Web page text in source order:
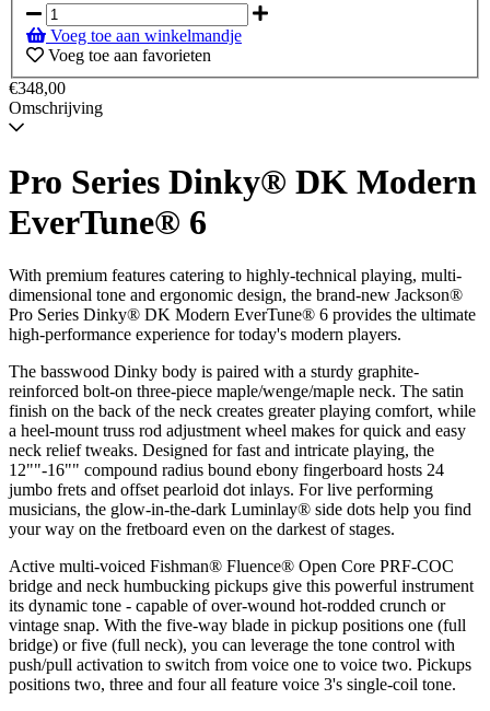
voorraad
-
Wordt
verzonden
wanneer
beschikbaar
Voeg toe aan winkelmandje
Voeg toe aan favorieten
€348,00
Omschrijving
Pro Series Dinky® DK Modern
EverTune® 6
With premium features catering to highly-technical playing, multi-
dimensional tone and ergonomic design, the brand-new Jackson®
Pro Series Dinky® DK Modern EverTune® 6 provides the ultimate
high-performance experience for today's modern players.
The basswood Dinky body is paired with a sturdy graphite-
reinforced bolt-on three-piece maple/wenge/maple neck. The satin
finish on the back of the neck creates greater playing comfort, while
a heel-mount truss rod adjustment wheel makes for quick and easy
neck relief tweaks. Designed for fast and intricate playing, the
12""-16"" compound radius bound ebony fingerboard hosts 24
jumbo frets and offset pearloid dot inlays. For live performing
musicians, the glow-in-the-dark Luminlay® side dots help you find
your way on the fretboard even on the darkest of stages.
Active multi-voiced Fishman® Fluence® Open Core PRF-COC
bridge and neck humbucking pickups give this powerful instrument
its dynamic tone - capable of over-wound hot-rodded crunch or
vintage snap. With the five-way blade in pickup positions one (full
bridge) or five (full neck), you can leverage the tone control with
push/pull activation to switch from voice one to voice two. Pickups
positions two, three and four all feature voice 3's single-coil tone.